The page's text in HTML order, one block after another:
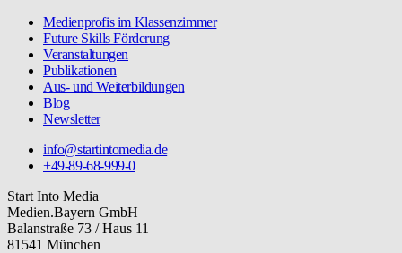
Medienprofis im Klassenzimmer
Future Skills Förderung
Veranstaltungen
Publikationen
Aus- und Weiterbildungen
Blog
Newsletter
info@startintomedia.de
+49-89-68-999-0
Start Into Media
Medien.Bayern GmbH
Balanstraße 73 / Haus 11
81541 München